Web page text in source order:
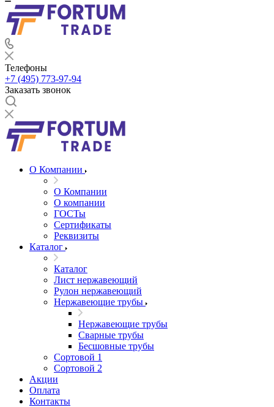
Телефоны
+7 (495) 773-97-94
Заказать звонок
О Компании
О Компании
О компании
ГОСТы
Сертификаты
Реквизиты
Каталог
Каталог
Лист нержавеющий
Рулон нержавеющий
Нержавеющие трубы
Нержавеющие трубы
Сварные трубы
Бесшовные трубы
Сортовой 1
Сортовой 2
Акции
Оплата
Контакты